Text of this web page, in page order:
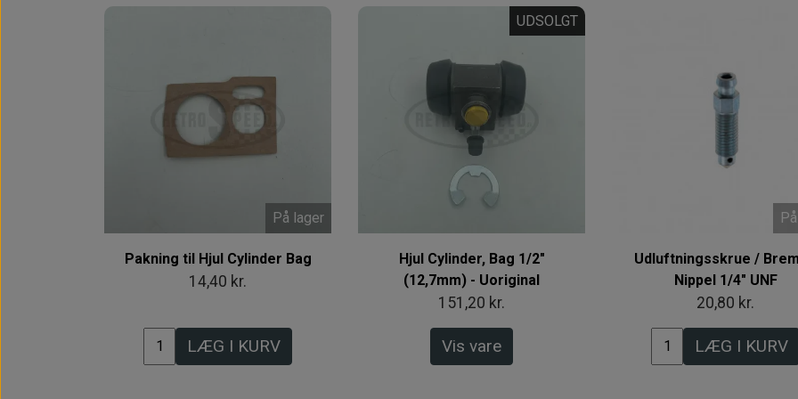
På lager
Pakning til Hjul Cylinder Bag
14,40 kr.
LÆG I KURV
UDSOLGT
Hjul Cylinder, Bag 1/2"
(12,7mm) - Uoriginal
151,20 kr.
Vis vare
Udluftningsskrue /
Nippel 1/4" UNF
20,80 kr.
LÆG I KURV